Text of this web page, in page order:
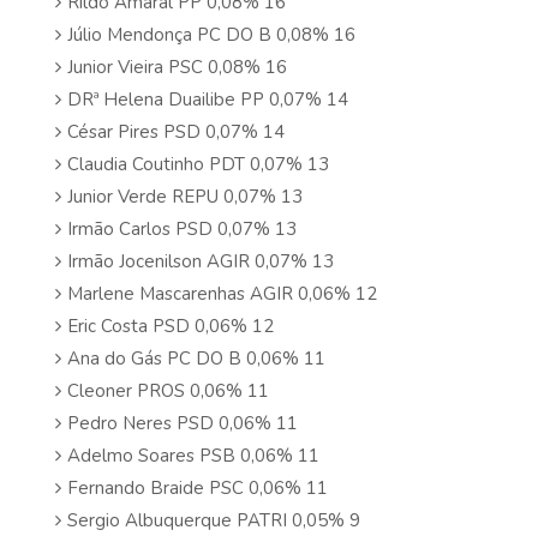
Júlio Mendonça PC DO B 0,08% 16
Junior Vieira PSC 0,08% 16
DRª Helena Duailibe PP 0,07% 14
César Pires PSD 0,07% 14
Claudia Coutinho PDT 0,07% 13
Junior Verde REPU 0,07% 13
Irmão Carlos PSD 0,07% 13
Irmão Jocenilson AGIR 0,07% 13
Marlene Mascarenhas AGIR 0,06% 12
Eric Costa PSD 0,06% 12
Ana do Gás PC DO B 0,06% 11
Cleoner PROS 0,06% 11
Pedro Neres PSD 0,06% 11
Adelmo Soares PSB 0,06% 11
Fernando Braide PSC 0,06% 11
Sergio Albuquerque PATRI 0,05% 9